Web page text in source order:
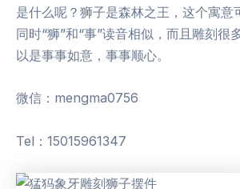
是什么呢？狮子是森林之王，这个寓意
同时“狮”和“事”读音相似，而且雕刻很
以是事事如意，事事顺心。
微信：mengma0756
Tel：15015961347